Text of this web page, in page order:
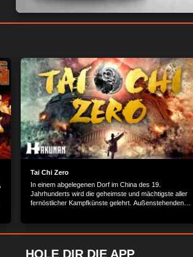
Tai Chi Zero
In einem abgelegenen Dorf im China des 19.
Jahrhunderts wird die geheimste und mächtigste aller
fernöstlicher Kampfkünste gelehrt. Außenstehenden
Machenschaften schurkischer Industrieller erweist,
HOLE DIR DIE APP